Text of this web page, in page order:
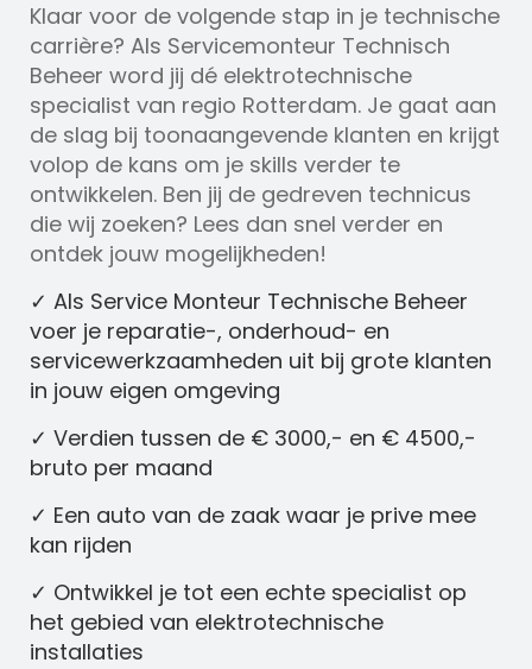
Klaar voor de volgende stap in je technische
carrière? Als Servicemonteur Technisch
Beheer word jij dé elektrotechnische
specialist van regio Rotterdam. Je gaat aan
de slag bij toonaangevende klanten en krijgt
volop de kans om je skills verder te
ontwikkelen. Ben jij de gedreven technicus
die wij zoeken? Lees dan snel verder en
ontdek jouw mogelijkheden!
✓ Als Service Monteur Technische Beheer
voer je reparatie-, onderhoud- en
servicewerkzaamheden uit bij grote klanten
in jouw eigen omgeving
✓ Verdien tussen de € 3000,- en € 4500,-
bruto per maand
✓ Een auto van de zaak waar je prive mee
kan rijden
✓ Ontwikkel je tot een echte specialist op
het gebied van elektrotechnische
installaties